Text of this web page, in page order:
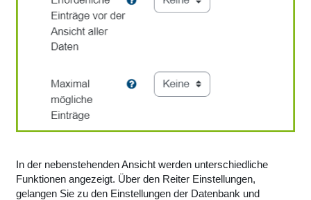
In der nebenstehenden Ansicht werden unterschiedliche
Funktionen angezeigt. Über den Reiter Einstellungen,
gelangen Sie zu den Einstellungen der Datenbank und